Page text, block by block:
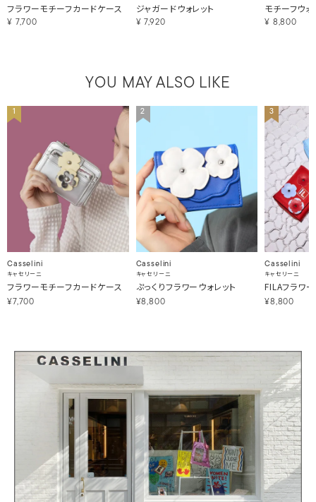
フラワーモチーフカードケース
¥ 7,700
ジャガードウォレット
¥ 7,920
モチーフウォ
¥ 8,800
YOU MAY ALSO LIKE
1
Casselini
キャセリーニ
フラワーモチーフカードケース
¥7,700
2
Casselini
キャセリーニ
ぷっくりフラワーウォレット
¥8,800
3
Casselini
キャセリーニ
FILAフラワー
¥8,800